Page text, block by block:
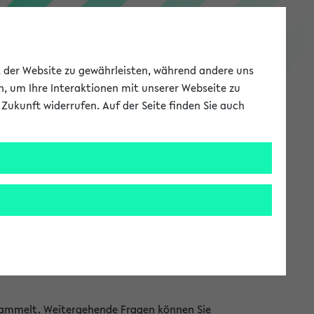
PEVZ
zur Verfügung gestellt. Alle Information
selbst gepflegt. Sie finden sowohl
Weitergehende Fragen können Sie
Website zu gewährleisten, während andere uns
um Ihre Interaktionen mit unserer Webseite zu
widerrufen. Auf der Seite finden Sie auch